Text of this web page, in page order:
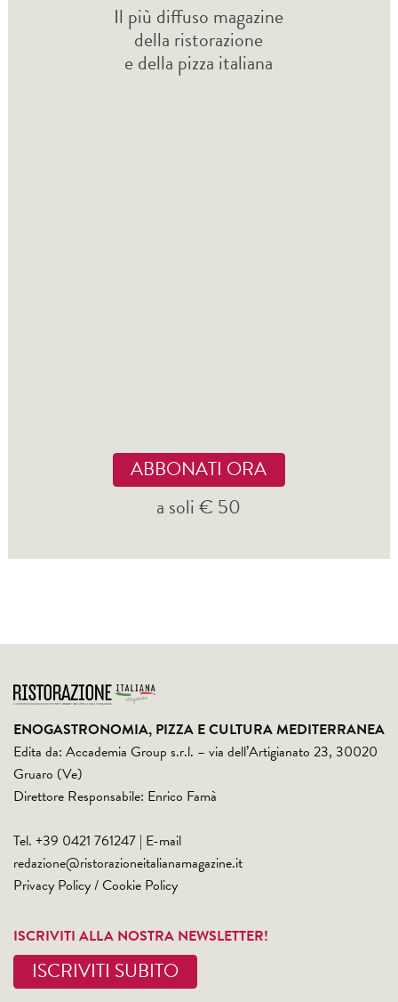
Il più diffuso magazine
della ristorazione
e della pizza italiana
ABBONATI ORA
a soli € 50
ENOGASTRONOMIA, PIZZA E CULTURA MEDITERRANEA
Edita da: Accademia Group s.r.l. – via dell’Artigianato 23, 30020
Gruaro (Ve)
Direttore Responsabile: Enrico Famà
Tel. +39 0421 761247 | E-mail
redazione@ristorazioneitalianamagazine.it
Privacy Policy/Cookie Policy
ISCRIVITI ALLA NOSTRA NEWSLETTER!
ISCRIVITI SUBITO